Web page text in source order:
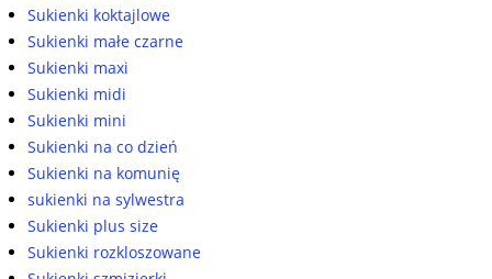
Sukienki koktajlowe
Sukienki małe czarne
Sukienki maxi
Sukienki midi
Sukienki mini
Sukienki na co dzień
Sukienki na komunię
sukienki na sylwestra
Sukienki plus size
Sukienki rozkloszowane